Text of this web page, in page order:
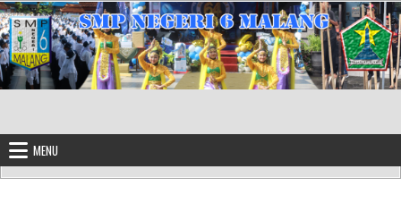
Skip to content
MENU